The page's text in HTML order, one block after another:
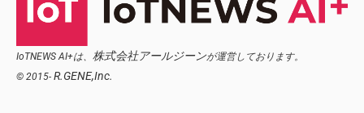
IoTNEWS AI+は、 株式会社アールジーンが運営しております。
© 2015- R.GENE,Inc.